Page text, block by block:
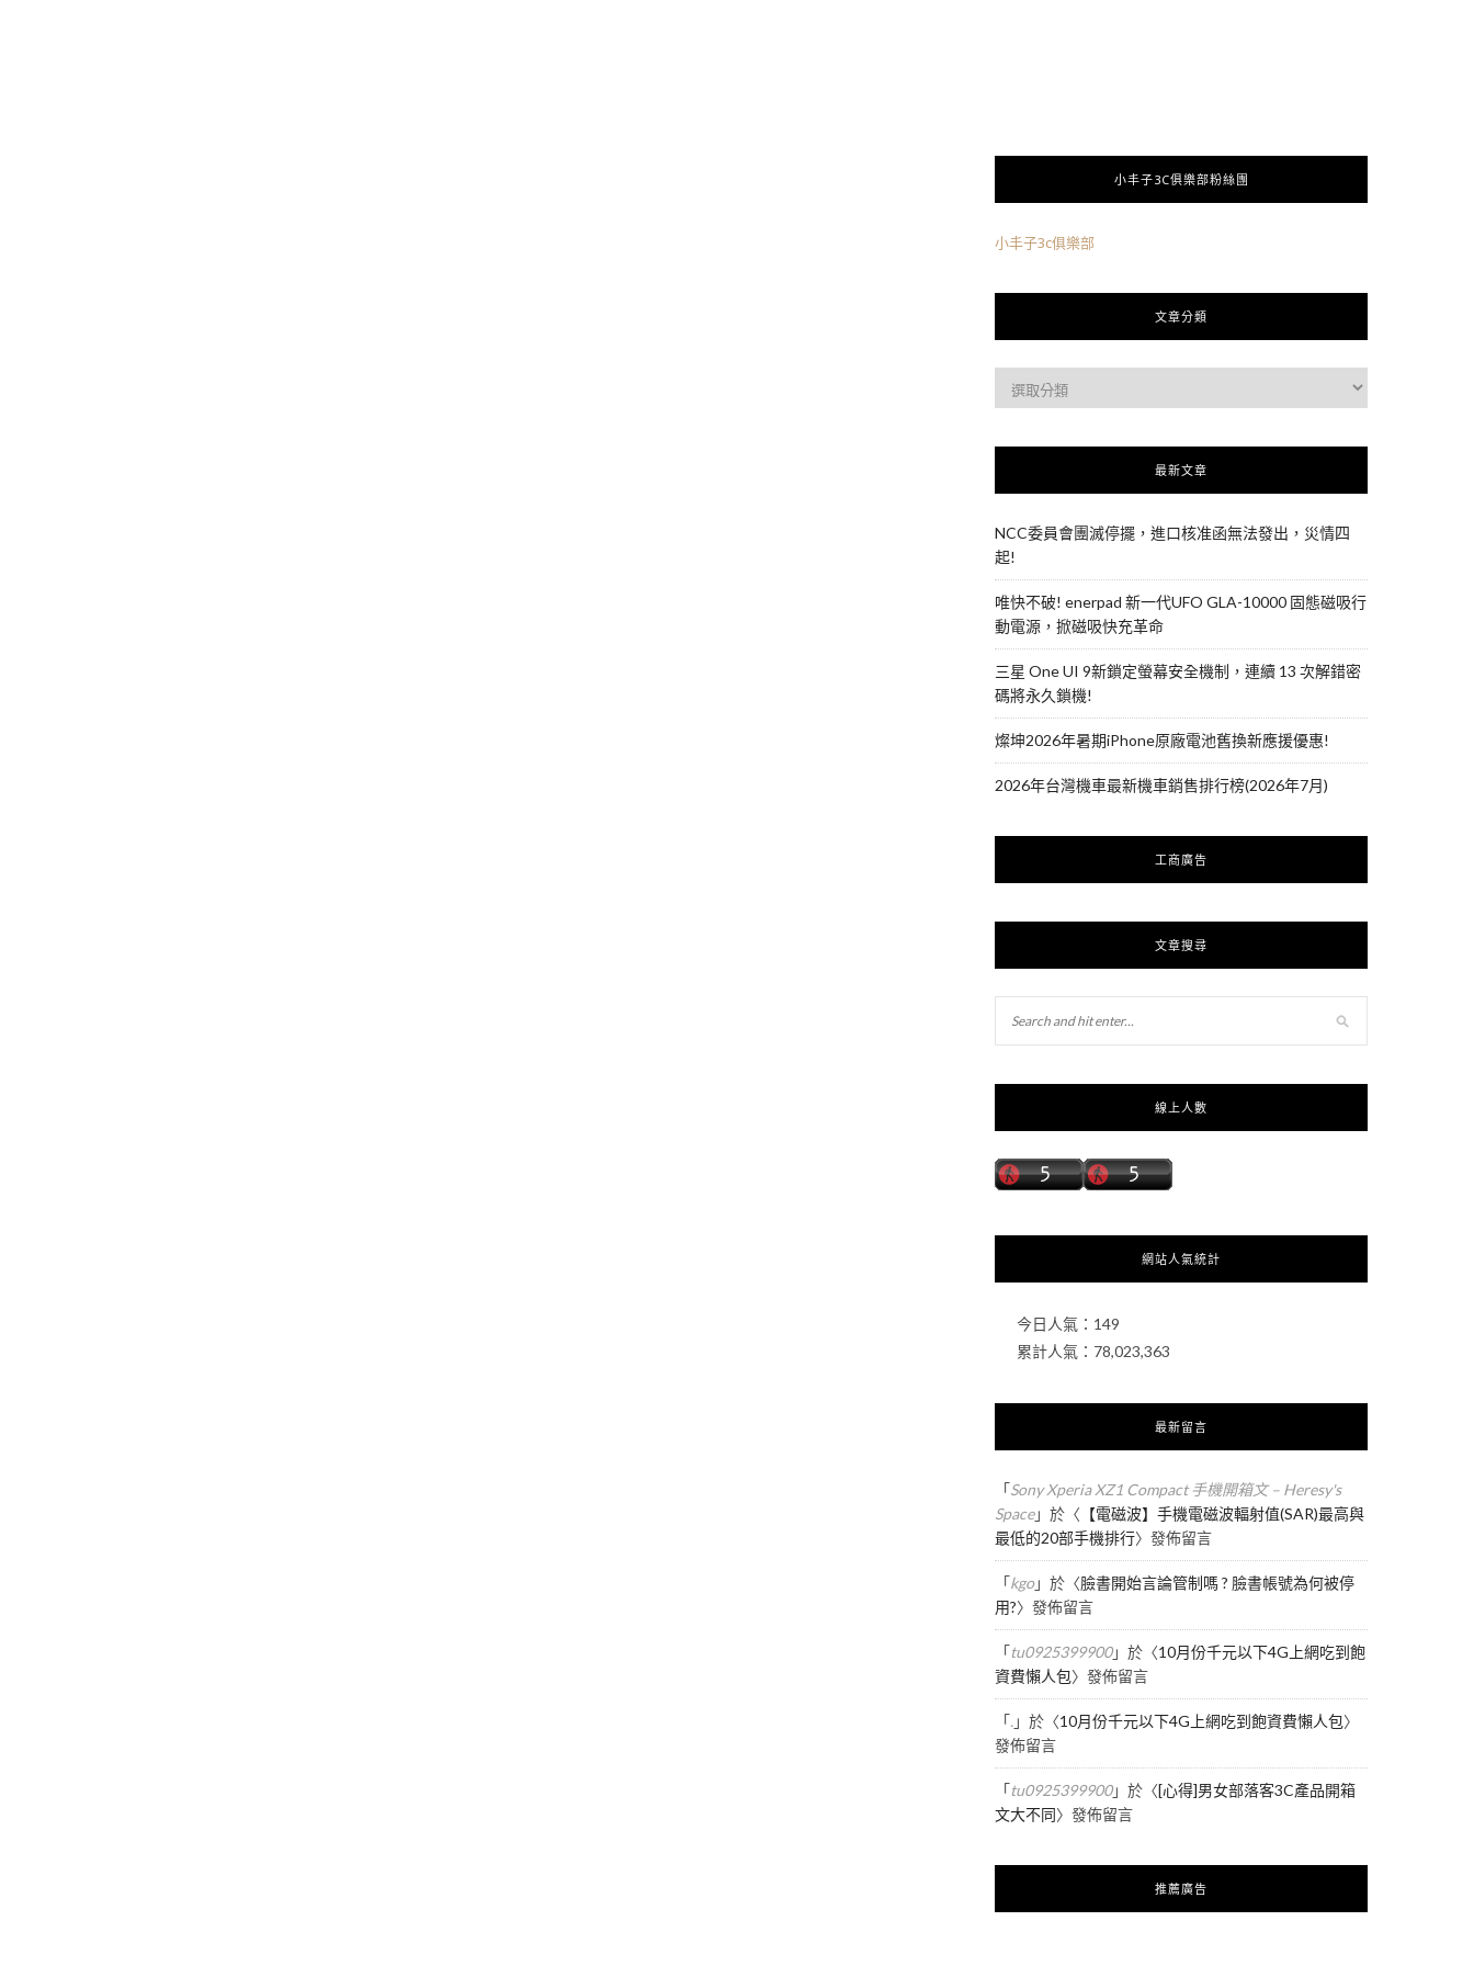
小丰子3C俱樂部粉絲團
小丰子3c俱樂部
文章分類
最新文章
NCC委員會團滅停擺，進口核准函無法發出，災情四
起!
唯快不破! enerpad 新一代UFO GLA-10000 固態磁吸行
動電源，掀磁吸快充革命
三星 One UI 9新鎖定螢幕安全機制，連續 13 次解錯密
碼將永久鎖機!
燦坤2026年暑期iPhone原廠電池舊換新應援優惠!
2026年台灣機車最新機車銷售排行榜(2026年7月)
工商廣告
文章搜尋
線上人數
網站人氣統計
今日人氣： 149
累計人氣： 78,023,363
最新留言
「Sony Xperia XZ1 Compact 手機開箱文 – Heresy's
Space」於〈 【電磁波】手機電磁波輻射值(SAR)最高與
最低的20部手機排行〉發佈留言
「kgo」於〈臉書開始言論管制嗎 ? 臉書帳號為何被停
用?〉發佈留言
「tu0925399900」於〈10月份千元以下4G上網吃到飽
資費懶人包〉發佈留言
「.」於〈10月份千元以下4G上網吃到飽資費懶人包〉
發佈留言
「tu0925399900」於〈[心得]男女部落客3C產品開箱
文大不同〉發佈留言
推薦廣告